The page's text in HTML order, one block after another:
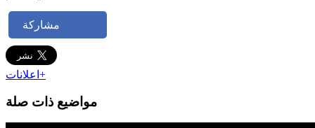
مشاركة
اعلانات+
مواضيع ذات صلة